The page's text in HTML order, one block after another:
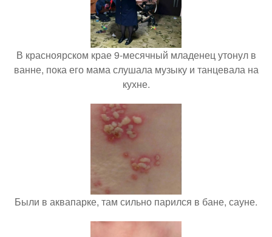
В красноярском крае 9-месячный младенец утонул в
ванне, пока его мама слушала музыку и танцевала на
кухне.
Были в аквапарке, там сильно парился в бане, сауне.